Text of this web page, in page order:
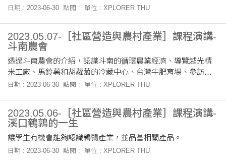
日期 : 2023-06-30 點閱 : 單位 : XPLORER THU
2023.05.07-［社區營造與農村產業］課程演講-
斗南農會
透過斗南農會的介紹，認識斗南的循環農業經濟、導覽越光精
米工廠、馬鈴薯和胡蘿蔔的冷藏中心、台灣牛肥育場、參訪農
民直銷站。
日期 : 2023-06-30 點閱 : 單位 : XPLORER THU
2023.05.06-［社區營造與農村產業］課程演講-
溪口鵪鶉的一生
讓學生有機會能夠認識鵪鶉產業，並品嘗相關產品。
日期 : 2023-06-30 點閱 : 單位 : XPLORER THU